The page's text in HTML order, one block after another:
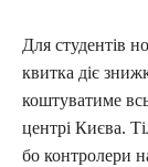
Для студентів
квитка діє
коштуватиме
центрі Києва.
бо контролери